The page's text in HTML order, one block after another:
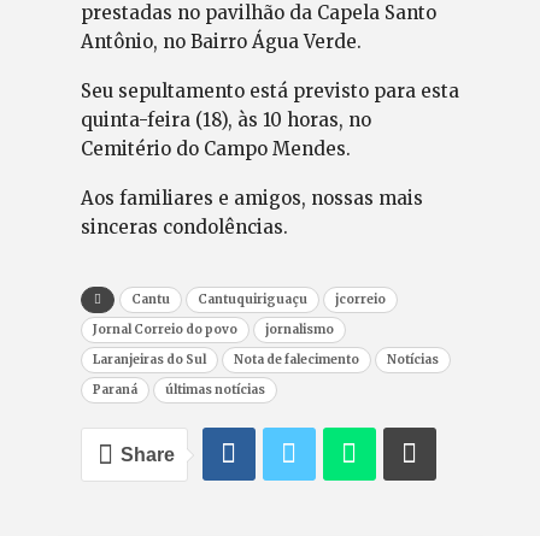
prestadas no pavilhão da Capela Santo
Antônio, no Bairro Água Verde.
Seu sepultamento está previsto para esta
quinta-feira (18), às 10 horas, no
Cemitério do Campo Mendes.
Aos familiares e amigos, nossas mais
sinceras condolências.
Cantu Cantuquiriguaçu
jcorreio
Jornal Correio do povo
jornalismo
Laranjeiras do Sul
Nota de falecimento
Notícias
Paraná
últimas notícias
Share